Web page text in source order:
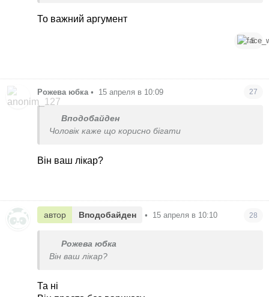
То важний аргумент
5
Рожева юбка • 15 апреля в 10:09 27
Вподобайден
Чоловік каже що корисно бігати
Він ваш лікар?
автор Вподобайден • 15 апреля в 10:10 28
Рожева юбка
Він ваш лікар?
Та ні